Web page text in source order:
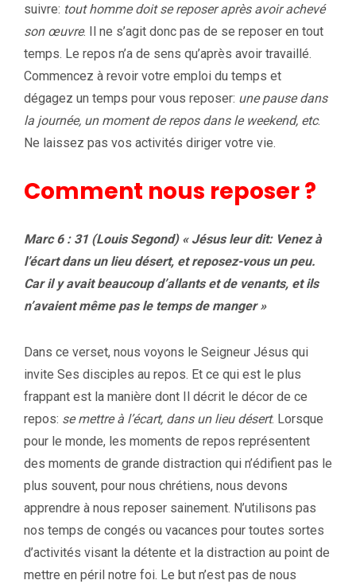
suivre: tout homme doit se reposer après avoir achevé
son œuvre. Il ne s’agit donc pas de se reposer en tout
temps. Le repos n’a de sens qu’après avoir travaillé.
Commencez à revoir votre emploi du temps et
dégagez un temps pour vous reposer: une pause dans
la journée, un moment de repos dans le weekend, etc.
Ne laissez pas vos activités diriger votre vie.
Comment nous reposer ?
Marc 6 : 31 (Louis Segond) « Jésus leur dit: Venez à
l’écart dans un lieu désert, et reposez-vous un peu.
Car il y avait beaucoup d’allants et de venants, et ils
n’avaient même pas le temps de manger »
Dans ce verset, nous voyons le Seigneur Jésus qui
invite Ses disciples au repos. Et ce qui est le plus
frappant est la manière dont Il décrit le décor de ce
repos: se mettre à l’écart, dans un lieu désert. Lorsque
pour le monde, les moments de repos représentent
des moments de grande distraction qui n’édifient pas le
plus souvent, pour nous chrétiens, nous devons
apprendre à nous reposer sainement. N’utilisons pas
nos temps de congés ou vacances pour toutes sortes
d’activités visant la détente et la distraction au point de
mettre en péril notre foi. Le but n’est pas de nous